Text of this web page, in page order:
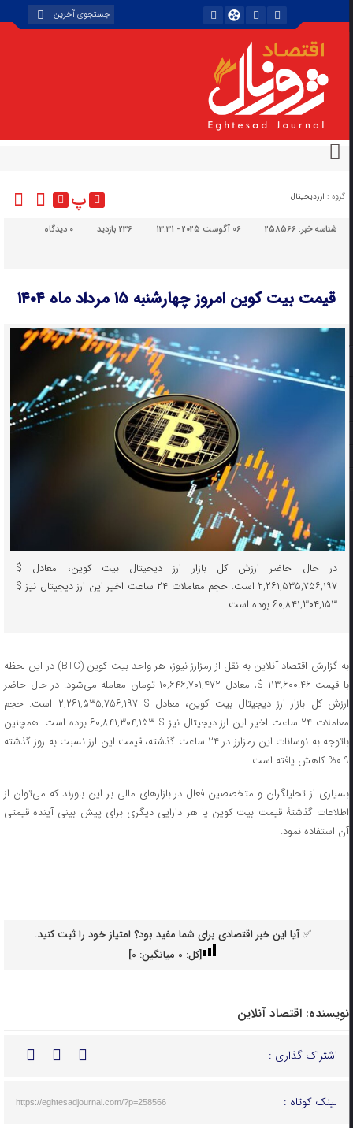
گروه : ارزدیجیتال پ
شناسه خبر:258566 06 آگوست 2025 - 13:31 236 بازدید دیدگاه
قیمت بیت کوین امروز چهارشنبه ۱۵ مرداد ماه ۱۴۰۴
در حال حاضر ارزش کل بازار ارز دیجیتال بیت کوین، معادل $
۲,۲۶۱,۵۳۵,۷۵۶,۱۹۷ است. حجم معاملات ۲۴ ساعت اخیر این ارز دیجیتال نیز $
۶۰,۸۴۱,۳۰۴,۱۵۳ بوده است.
به گزارش اقتصاد آنلاین به نقل از رمزارز نیوز، هر واحد بیت کوین (BTC) در این لحظه
با قیمت ۱۱۳,۶۰۰.۴۶ $، معادل ۱۰,۶۴۶,۷۰۱,۴۷۲ تومان معامله می‌شود. در حال حاضر
ارزش کل بازار ارز دیجیتال بیت کوین، معادل $ ۲,۲۶۱,۵۳۵,۷۵۶,۱۹۷ است. حجم
معاملات ۲۴ ساعت اخیر این ارز دیجیتال نیز $ ۶۰,۸۴۱,۳۰۴,۱۵۳ بوده است. همچنین
باتوجه به نوسانات این رمزارز در ۲۴ ساعت گذشته، قیمت این ارز نسبت به روز گذشته
۰.۹% کاهش یافته است.
بسیاری از تحلیلگران و متخصصین فعال در بازار‌های مالی بر این باورند که می‌توان از
اطلاعات گذشتۀ قیمت بیت کوین یا هر دارایی دیگری برای پیش بینی آینده قیمتی
آن استفاده نمود.
✅ آیا این خبر اقتصادی برای شما مفید بود؟ امتیاز خود را ثبت کنید.
[کل: 0میانگین: 0
]
نویسنده: اقتصاد آنلاین
اشتراک گذاری :
لینک کوتاه : https://eghtesadjournal.com/?p=258566